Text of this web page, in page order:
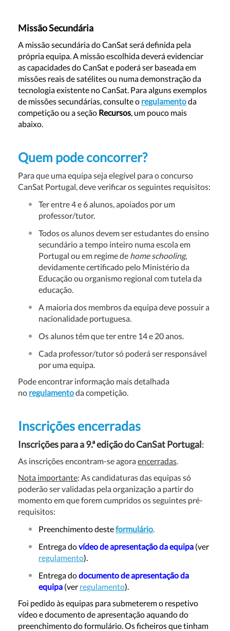
Missão Secundária
A missão secundária do CanSat será definida pela
própria equipa. A missão escolhida deverá evidenciar
as capacidades do CanSat e poderá ser baseada em
missões reais de satélites ou numa demonstração da
tecnologia existente no CanSat. Para alguns exemplos
de missões secundárias, consulte o regulamentoda
competição ou a seção Recursos , um pouco mais
abaixo.
Quem pode concorrer?
Para que uma equipa seja elegível para o concurso
CanSat Portugal, deve verificar os seguintes requisitos:
Ter entre 4 e 6 alunos, apoiados por um
professor/tutor.
Todos os alunos devem ser estudantes do ensino
secundário a tempo inteiro numa escola em
Portugal ou em regime de home schooling,
devidamente certificado pelo Ministério da
Educação ou organismo regional com tutela da
educação.
A maioria dos membros da equipa deve possuir a
nacionalidade portuguesa.
Os alunos têm que ter entre 14 e 20 anos.
Cada professor/tutor só poderá ser responsável
por uma equipa.
Pode encontrar informação mais detalhada
no regulamentoda competição.
Inscrições encerradas
Inscrições para a 9.ª edição do CanSat Portugal:
As inscrições encontram-se agora encerradas
Nota importante: As candidaturas das equipas só
poderão ser validadas pela organização a partir do
momento em que forem cumpridos os seguintes pré-
requisitos:
Preenchimento desteformulário
Entrega dovídeo de apresentação da equipa (ver
regulamento).
Entrega dodocumento de apresentação da
equipa (ver regulamento).
Foi pedido às equipas para submeterem o respetivo
vídeo e documento de apresentação aquando do
preenchimento do formulário. Os ficheiros que tinham